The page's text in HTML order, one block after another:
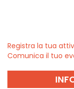
Registra la tua
Comunica il tuo